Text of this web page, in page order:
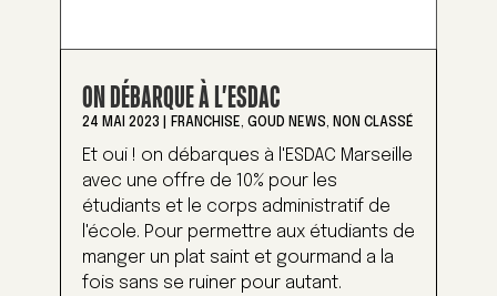
ON DÉBARQUE À L’ESDAC
24 MAI 2023 FRANCHISE, GOUD NEWS, NON CLASSÉ
Et oui ! on débarques à l'ESDAC Marseille
avec une offre de 10% pour les
étudiants et le corps administratif de
l'école. Pour permettre aux étudiants de
manger un plat saint et gourmand a la
fois sans se ruiner pour autant.